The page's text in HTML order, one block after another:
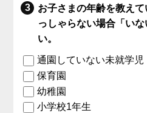
お子さまの年齢を教え
っしゃらない場合「い
い。
通園していない未就学児
保育園
幼稚園
小学校1年生